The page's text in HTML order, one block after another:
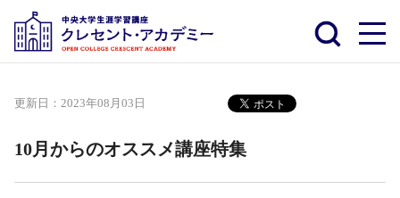
更新日： 2023年08月03日
10月からのオススメ講座特集